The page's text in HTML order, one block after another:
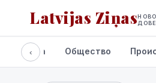
Latvijas Ziņas
‹
Экономика Общество